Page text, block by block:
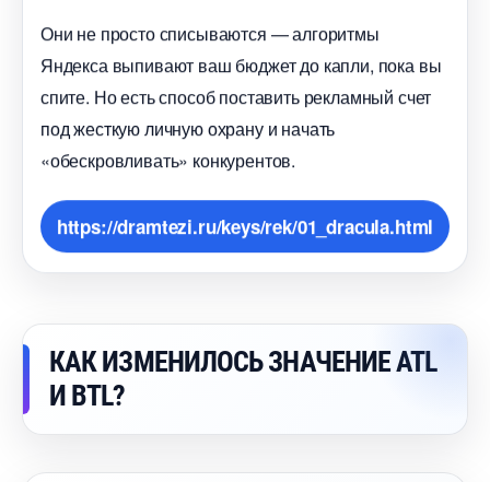
Они не просто списываются — алгоритмы
Яндекса выпивают ваш бюджет до капли, пока вы
спите. Но есть способ поставить рекламный счет
под жесткую личную охрану и начать
«обескровливать» конкурентов.
https://dramtezi.ru/keys/rek/01_dracula.html
КАК ИЗМЕНИЛОСЬ ЗНАЧЕНИЕ ATL
И BTL?